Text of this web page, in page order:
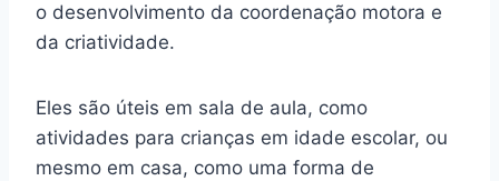
o desenvolvimento da coordenação motora e
da criatividade.
Eles são úteis em sala de aula, como
atividades para crianças em idade escolar, ou
mesmo em casa, como uma forma de